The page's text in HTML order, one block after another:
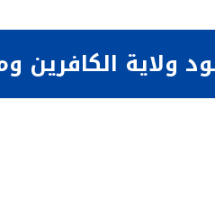
ولاية